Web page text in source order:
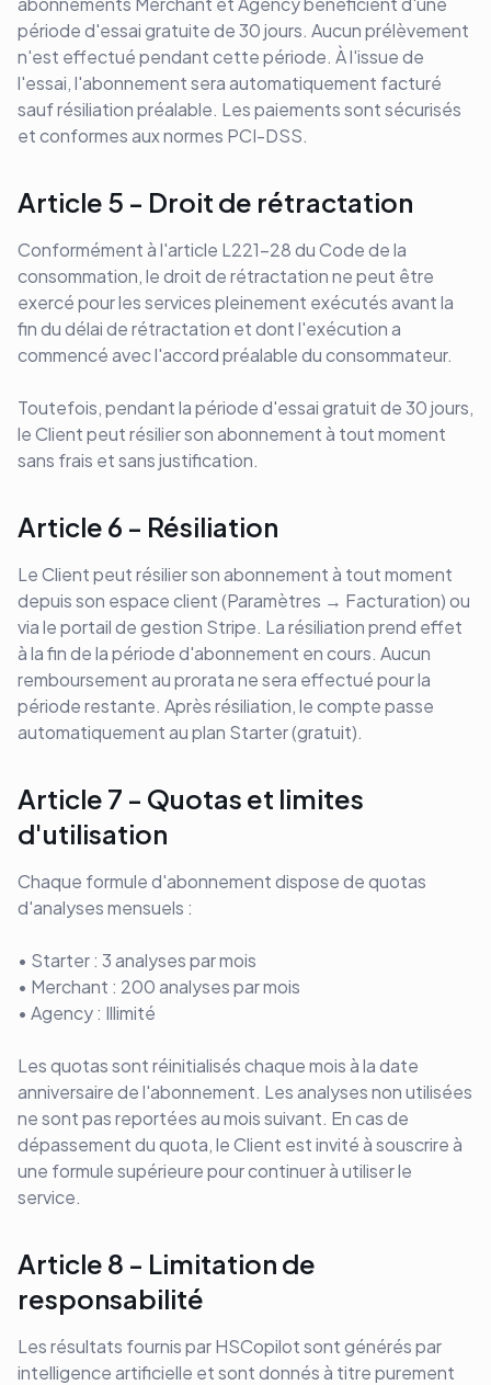
période d'essai gratuite de 30 jours. Aucun prélèvement
n'est effectué pendant cette période. À l'issue de
l'essai, l'abonnement sera automatiquement facturé
sauf résiliation préalable. Les paiements sont sécurisés
et conformes aux normes PCI-DSS.
Article 5 - Droit de rétractation
Conformément à l'article L221-28 du Code de la
consommation, le droit de rétractation ne peut être
exercé pour les services pleinement exécutés avant la
fin du délai de rétractation et dont l'exécution a
commencé avec l'accord préalable du consommateur.
Toutefois, pendant la période d'essai gratuit de 30 jours,
le Client peut résilier son abonnement à tout moment
sans frais et sans justification.
Article 6 - Résiliation
Le Client peut résilier son abonnement à tout moment
depuis son espace client (Paramètres → Facturation) ou
via le portail de gestion Stripe. La résiliation prend effet
à la fin de la période d'abonnement en cours. Aucun
remboursement au prorata ne sera effectué pour la
période restante. Après résiliation, le compte passe
automatiquement au plan Starter (gratuit).
Article 7 - Quotas et limites
d'utilisation
Chaque formule d'abonnement dispose de quotas
d'analyses mensuels :
• Starter : 3 analyses par mois
• Merchant : 200 analyses par mois
• Agency : Illimité
Les quotas sont réinitialisés chaque mois à la date
anniversaire de l'abonnement. Les analyses non utilisées
ne sont pas reportées au mois suivant. En cas de
dépassement du quota, le Client est invité à souscrire à
une formule supérieure pour continuer à utiliser le
service.
Article 8 - Limitation de
responsabilité
Les résultats fournis par HSCopilot sont générés par
intelligence artificielle et sont donnés à titre purement